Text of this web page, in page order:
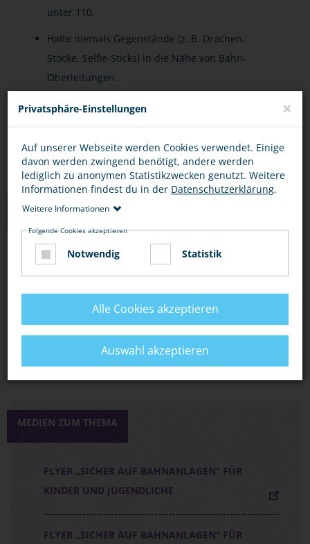
unter 110.
Halte niemals Gegenstände (z. B. Drachen,
Stöcke, Selfie-Sticks) in die Nähe von Bahn-
Oberleitungen.
Lasse niemals Drohnen oder ferngesteuerte
LINKS
CHECKER TOBI: DER BAHNHOFS-CHECK
(YOUTUBE)
S-BAHN MÜNCHEN: ERKLÄRVIDEOS RUND
UMS S-BAHN-FAHREN
MEDIEN ZUM THEMA
FLYER „SICHER AUF BAHNANLAGEN“ FÜR
KINDER UND JUGENDLICHE
FLYER „SICHER AUF BAHNANLAGEN“ FÜR
Privatsphäre-Einstellungen ×
Auf unserer Webseite werden Cookies verwendet. Einige
davon werden zwingend benötigt, andere werden
lediglich zu anonymen Statistikzwecken genutzt. Weitere
Informationen findest du in der Datenschutzerklärung.
Weitere Informationen
Folgende Cookies akzeptieren
Notwendig Statistik
Alle Cookies akzeptieren
Auswahl akzeptieren